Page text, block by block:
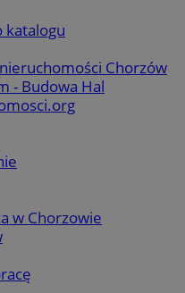
katalogu
Chorzów
- Budowa Hal
w Chorzowie